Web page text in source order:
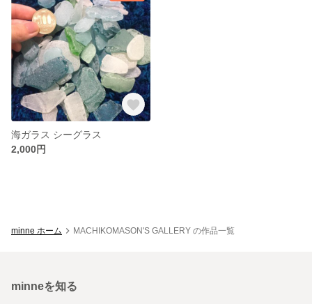
海ガラス シーグラス
2,000円
minne ホーム MACHIKOMASON'S GALLERY の作品一覧
minneを知る